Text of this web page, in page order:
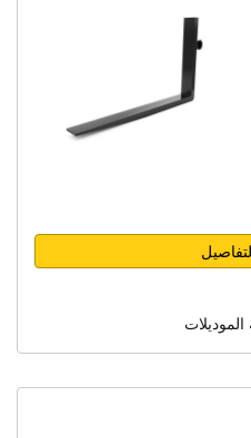
الموديلات